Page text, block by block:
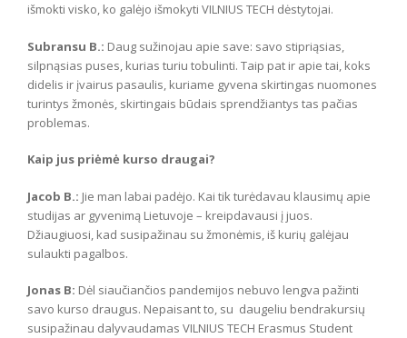
išmokti visko, ko galėjo išmokyti VILNIUS TECH dėstytojai.
Subransu B.: Daug sužinojau apie save: savo stipriąsias,
silpnąsias puses, kurias turiu tobulinti. Taip pat ir apie tai, koks
didelis ir įvairus pasaulis, kuriame gyvena skirtingas nuomones
turintys žmonės, skirtingais būdais sprendžiantys tas pačias
problemas.
Kaip jus priėmė kurso draugai?
Jacob B.: Jie man labai padėjo. Kai tik turėdavau klausimų apie
studijas ar gyvenimą Lietuvoje – kreipdavausi į juos.
Džiaugiuosi, kad susipažinau su žmonėmis, iš kurių galėjau
sulaukti pagalbos.
Jonas B: Dėl siaučiančios pandemijos nebuvo lengva pažinti
savo kurso draugus. Nepaisant to, su daugeliu bendrakursių
susipažinau dalyvaudamas VILNIUS TECH Erasmus Student